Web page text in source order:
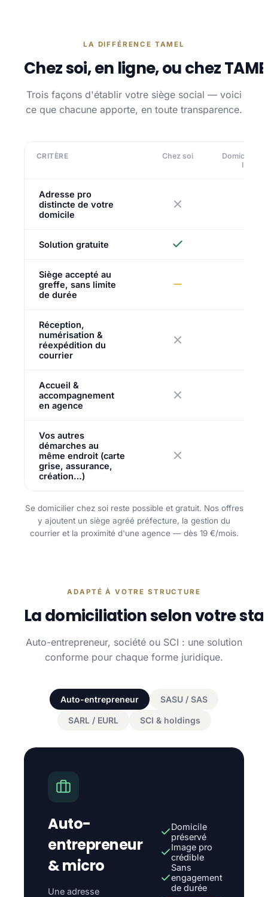
LA DIFFÉRENCE TAMEL
Chez soi, en ligne, ou chez
Trois façons d'établir votre siège social — voici
ce que chacune apporte, en toute transparence.
CRITÈRE Chez soi
ligne
Adresse pro
distincte de votre
domicile
Solution gratuite
Siège accepté au
greffe, sans limite
de durée
Réception,
numérisation &
réexpédition du
courrier
Accueil &
accompagnement
en agence
Vos autres
démarches au
même endroit (carte
grise, assurance,
création…)
Se domicilier chez soi reste possible et gratuit. Nos offres
y ajoutent un siège agréé préfecture, la gestion du
courrier et la proximité d'une agence — dès 19 €/mois.
ADAPTÉ À VOTRE STRUCTURE
La domiciliation selon votre
Auto-entrepreneur, société ou SCI : une solution
conforme pour chaque forme juridique.
Auto-entrepreneur SASU / SAS
SARL / EURL SCI & holdings
Auto-
entrepreneur
& micro
Une adresse
Domicile
préservé
Image pro
crédible
Sans
engagement
de durée